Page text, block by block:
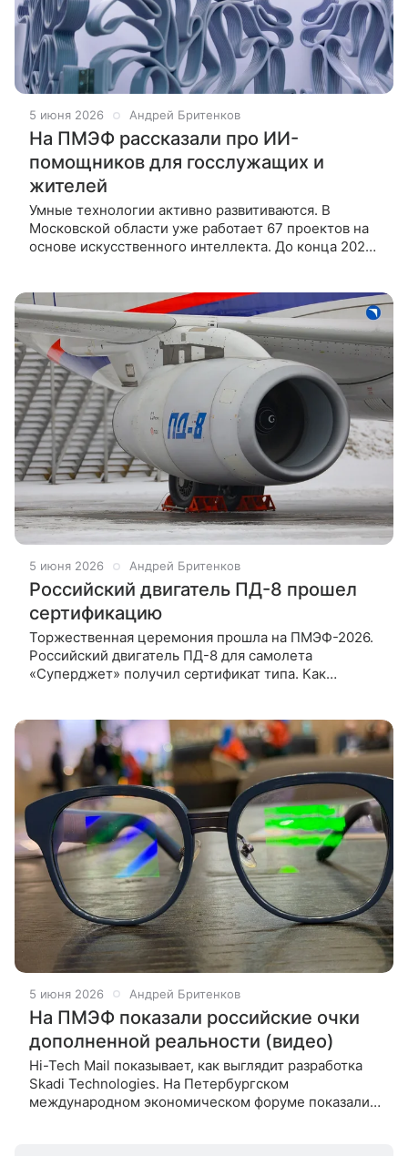
5 июня 2026 Андрей Бритенков
На ПМЭФ рассказали про ИИ-
помощников для госслужащих и
жителей
Умные технологии активно развитиваются. В
Московской области уже работает 67 проектов на
основе искусственного интеллекта. До конца 2026
5 июня 2026 Андрей Бритенков
Российский двигатель ПД-8 прошел
сертификацию
Торжественная церемония прошла на ПМЭФ-2026.
Российский двигатель ПД-8 для самолета
«Суперджет» получил сертификат типа. Как
5 июня 2026 Андрей Бритенков
На ПМЭФ показали российские очки
дополненной реальности (видео)
Hi-Tech Mail показывает, как выглядит разработка
Skadi Technologies. На Петербургском
международном экономическом форуме показали